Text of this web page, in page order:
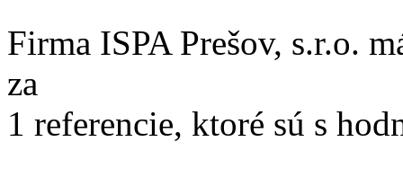
Firma ISPA Prešov, s.r.o.
za
1 referencie, ktoré sú s